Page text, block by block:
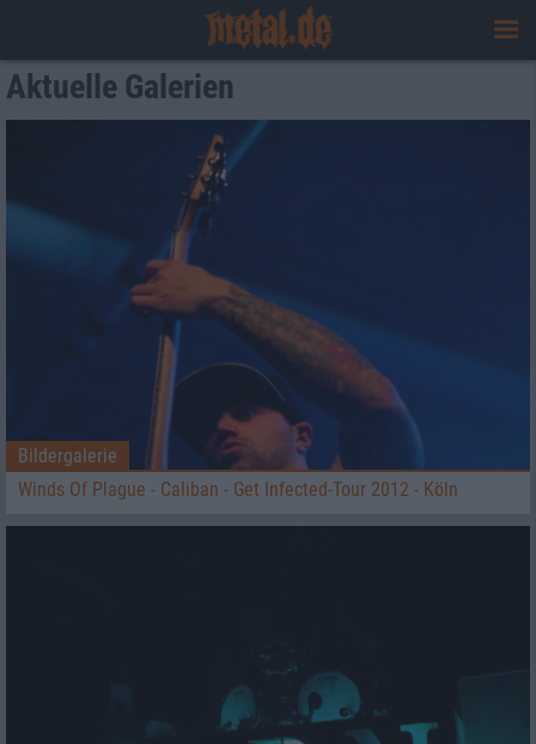
Aktuelle Galerien
Bildergalerie
Winds Of Plague - Caliban - Get Infected-Tour 2012 - Köln